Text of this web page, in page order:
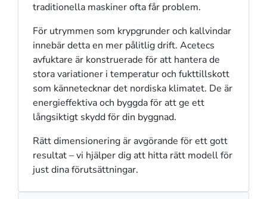
traditionella maskiner ofta får problem.
För utrymmen som krypgrunder och kallvindar
innebär detta en mer pålitlig drift. Acetecs
avfuktare är konstruerade för att hantera de
stora variationer i temperatur och fukttillskott
som kännetecknar det nordiska klimatet. De är
energieffektiva och byggda för att ge ett
långsiktigt skydd för din byggnad.
Rätt dimensionering är avgörande för ett gott
resultat – vi hjälper dig att hitta rätt modell för
just dina förutsättningar.